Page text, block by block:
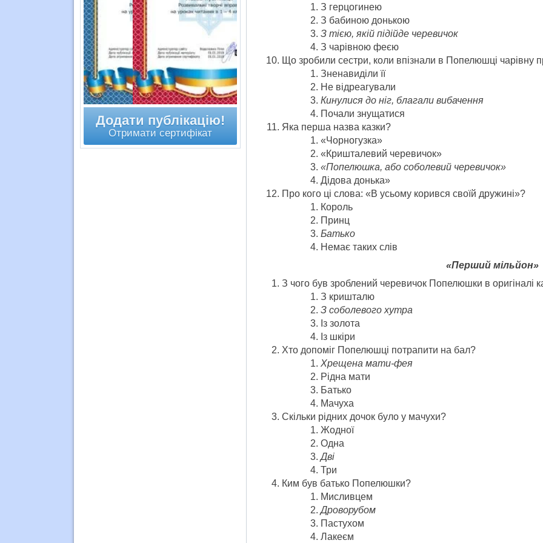
З герцогинею
З бабиною донькою
З тією, якій підійде черевичок
З чарівною феєю
Що зробили сестри, коли впізнали в Попелюшці чарівну
Зненавиділи її
Не відреагували
Кинулися до ніг, благали вибачення
Почали знущатися
Яка перша назва казки?
«Чорногузка»
«Кришталевий черевичок»
«Попелюшка, або соболевий черевичок»
Дідова донька»
Про кого ці слова: «В усьому корився своїй дружині»?
Король
Принц
Батько
Немає таких слів
«Перший мільйон»
З чого був зроблений черевичок Попелюшки в оригіналі
З кришталю
З соболевого хутра
Із золота
Із шкіри
Хто допоміг Попелюшці потрапити на бал?
Хрещена мати-фея
Рідна мати
Батько
Мачуха
Скільки рідних дочок було у мачухи?
Жодної
Одна
Дві
Три
Ким був батько Попелюшки?
Мисливцем
Дроворубом
Пастухом
Лакеєм
Додати публікацію!
Отримати сертифікат